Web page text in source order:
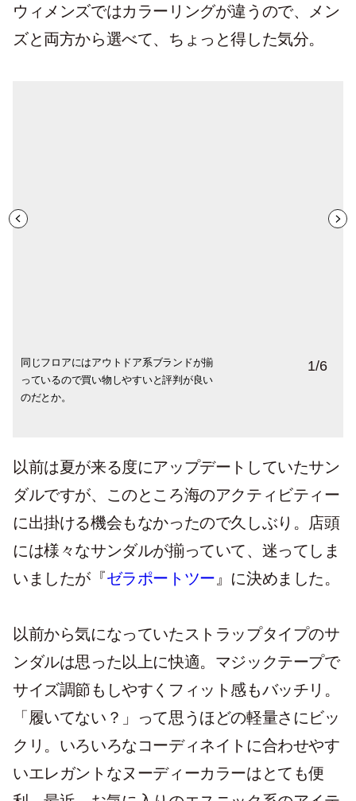
ウィメンズではカラーリングが違うので、メン
ズと両方から選べて、ちょっと得した気分。
同じフロアにはアウトドア系ブランドが揃
っているので買い物しやすいと評判が良い
のだとか。
店内には中央に大きなソファーがあり、試
着しやすいレイアウト。
大きめのエコバッグやポーチ、オリジナル
の和紙素材のソックスなども揃っていま
す。
土踏まずのアーチの高さ違いのフットベッ
ドは３種類〜足に悩みを抱えてる人の相談
も多いんだとか。
今シーズン注目のコラボレーション。手前
のフラワープリントは「leur logette」、奥
は「emmi」とのコラボレーション。どちら
leur logetteコラボにはキッズサイズもあ
り、親子でお揃いも買うお客様も多いそう
です。
1/6
以前は夏が来る度にアップデートしていたサン
ダルですが、このところ海のアクティビティー
に出掛ける機会もなかったので久しぶり。店頭
には様々なサンダルが揃っていて、迷ってしま
いましたが『ゼラポートツー 』に決めました。
以前から気になっていたストラップタイプのサ
ンダルは思った以上に快適。マジックテープで
サイズ調節もしやすくフィット感もバッチリ。
「履いてない？」って思うほどの軽量さにビッ
クリ。いろいろなコーディネイトに合わせやす
いエレガントなヌーディーカラーはとても便